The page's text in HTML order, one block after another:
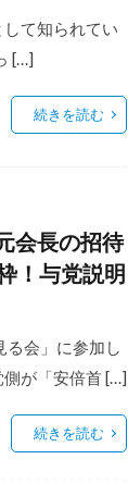
て知られてい
[…]
続きを読む
会長の招待
！与党説明
る会」に参加し
側が「安倍首 […]
続きを読む